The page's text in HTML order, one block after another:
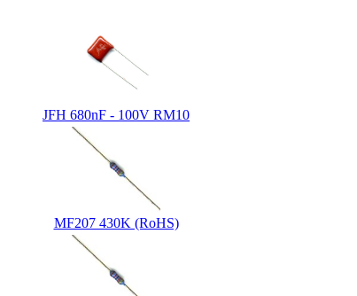
JFH 680nF - 100V RM10
MF207 430K (RoHS)